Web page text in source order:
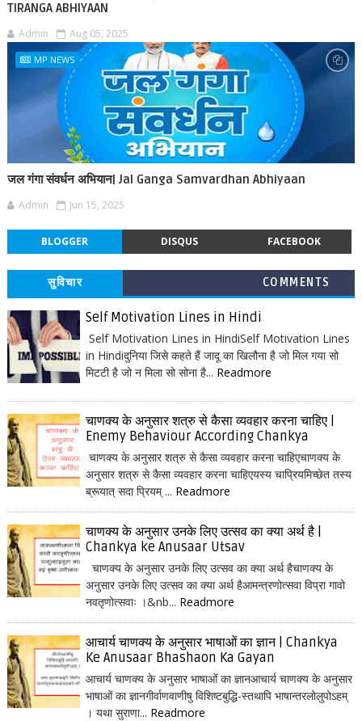
TIRANGA ABHIYAAN
Admin Aug 05, 2025
MP NEWS
जल गंगा संवर्धन अभियान| Jal Ganga Samvardhan Abhiyaan
Admin Jun 15, 2025
BLOGGER DISQUS FACEBOOK
सुविचार COMMENTS
Self Motivation Lines in Hindi
Self Motivation Lines in HindiSelf Motivation Lines
in Hindiदुनिया जिसे कहते हैं जादू का खिलौना है जो मिल गया सो
मिटटी है जो न मिला सो सोना है... Readmore
चाणक्य के अनुसार शत्रु से कैसा व्यवहार करना चाहिए |
Enemy Behaviour According Chankya
चाणक्य के अनुसार शत्रु से कैसा व्यवहार करना चाहिएचाणक्य के
अनुसार शत्रु से कैसा व्यवहार करना चाहिएयस्य चाप्रियमिच्छेत तस्य
ब्रूयात् सदा प्रियम् ... Readmore
चाणक्य के अनुसार उनके लिए उत्सव का क्या अर्थ है |
Chankya ke Anusaar Utsav
चाणक्य के अनुसार उनके लिए उत्सव का क्या अर्थ हैचाणक्य के
अनुसार उनके लिए उत्सव का क्या अर्थ हैआमन्त्रणोत्सवा विप्रा गावो
नवतृणोत्सवाः ।&nb... Readmore
आचार्य चाणक्य के अनुसार भाषाओं का ज्ञान | Chankya
Ke Anusaar Bhashaon Ka Gayan
आचार्य चाणक्य के अनुसार भाषाओं का ज्ञानआचार्य चाणक्य के अनुसार
भाषाओं का ज्ञानगीर्वाणवाणीषु विशिष्टबुद्धि-स्तथापि भाषान्तरलोलुपोऽहम्
। यथा सुराणा... Readmore